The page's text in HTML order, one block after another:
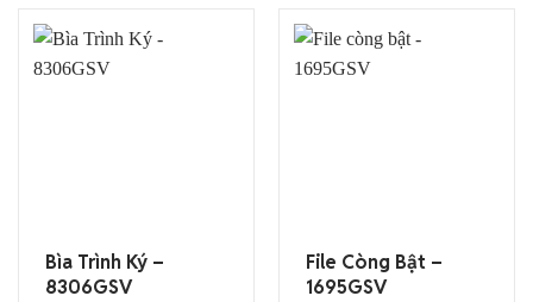
Bìa Trình Ký –
8306GSV
File Còng Bật –
1695GSV